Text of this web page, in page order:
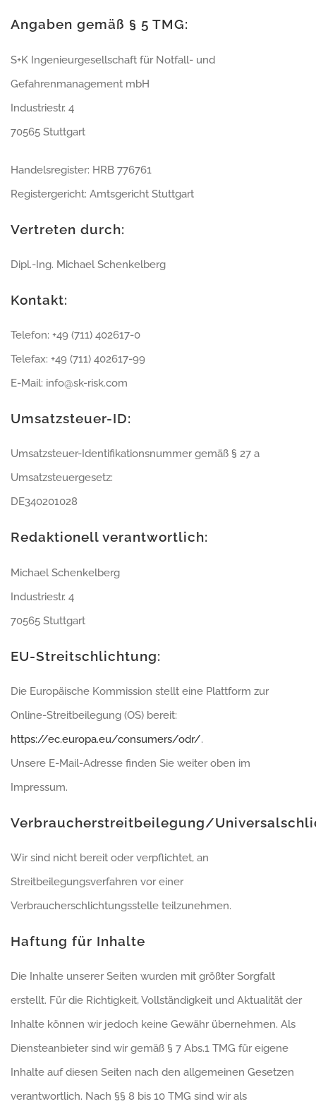
Angaben gemäß § 5 TMG:
S+K Ingenieurgesellschaft für Notfall- und
Gefahrenmanagement mbH
Industriestr. 4
70565 Stuttgart
Handelsregister: HRB 776761
Registergericht: Amtsgericht Stuttgart
Vertreten durch:
Dipl.-Ing. Michael Schenkelberg
Kontakt:
Telefon: +49 (711) 402617-0
Telefax: +49 (711) 402617-99
E-Mail: info@sk-risk.com
Umsatzsteuer-ID:
Umsatzsteuer-Identifikationsnummer gemäß § 27 a
Umsatzsteuergesetz:
DE340201028
Redaktionell verantwortlich:
Michael Schenkelberg
Industriestr. 4
70565 Stuttgart
EU-Streitschlichtung:
Die Europäische Kommission stellt eine Plattform zur
Online-Streitbeilegung (OS) bereit:
https://ec.europa.eu/consumers/odr/.
Unsere E-Mail-Adresse finden Sie weiter oben im
Impressum.
Verbraucherstreitbeilegung/
Wir sind nicht bereit oder verpflichtet, an
Streitbeilegungsverfahren vor einer
Verbraucherschlichtungsstelle teilzunehmen.
Haftung für Inhalte
Die Inhalte unserer Seiten wurden mit größter Sorgfalt
erstellt. Für die Richtigkeit, Vollständigkeit und Aktualität der
Inhalte können wir jedoch keine Gewähr übernehmen. Als
Diensteanbieter sind wir gemäß § 7 Abs.1 TMG für eigene
Inhalte auf diesen Seiten nach den allgemeinen Gesetzen
verantwortlich. Nach §§ 8 bis 10 TMG sind wir als